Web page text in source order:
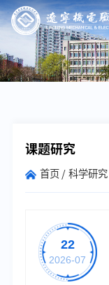
课题研究
首页 科学研究
22
2026-07